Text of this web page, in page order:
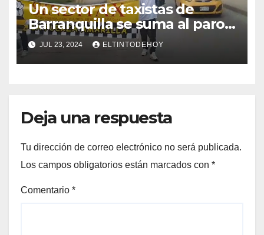
Un sector de taxistas de
Barranquilla se suma al paro
nacional
JUL 23, 2024 ELTINTODEHOY
Deja una respuesta
Tu dirección de correo electrónico no será publicada.
Los campos obligatorios están marcados con *
Comentario *